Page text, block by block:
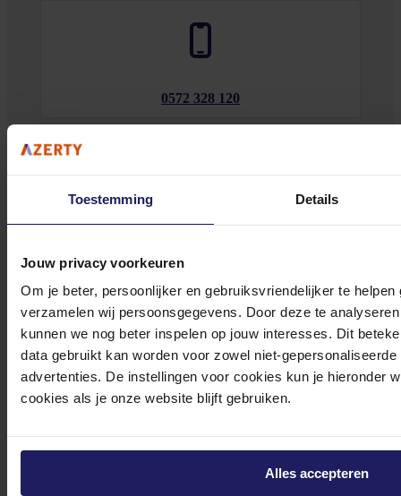
Toestemming Details
Jouw privacy voorkeuren
Om je beter, persoonlijker en gebruiksvriendelijker te
verzamelen wij persoonsgegevens. Door deze te
kunnen we nog beter inspelen op jouw interesses. Dit
data gebruikt kan worden voor zowel niet-
advertenties. De instellingen voor cookies kun je hieronder
cookies als je onze website blijft gebruiken.
Alles accepteren
0572 328 120
Klantenservice@azerty.nl
Meld je aan voor onze nieuwsbrief!
Ontvang als eerste de beste deals in je inbox
Meld je aan